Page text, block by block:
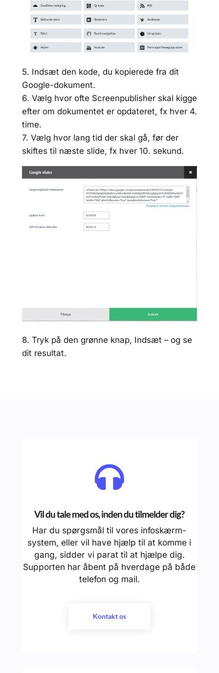
5. Indsæt den kode, du kopierede fra dit
Google-dokument.
6. Vælg hvor ofte Screenpublisher skal kigge
efter om dokumentet er opdateret, fx hver 4.
time.
7. Vælg hvor lang tid der skal gå, før der
skiftes til næste slide, fx hver 10. sekund.
8. Tryk på den grønne knap, Indsæt – og se
dit resultat.

Vil du tale med os, inden du tilmelder dig?
Har du spørgsmål til vores infoskærm-
system, eller vil have hjælp til at komme i
gang, sidder vi parat til at hjælpe dig.
Supporten har åbent på hverdage på både
telefon og mail.
Kontakt os